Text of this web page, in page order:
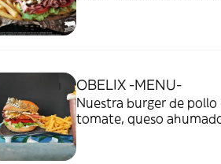
OBELIX -MENU-
Nuestra burger de pollo
tomate, queso